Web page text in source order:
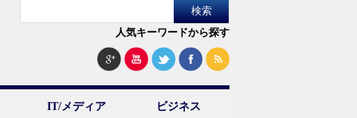
人気キーワードから探す
IT/メディア ビジネス